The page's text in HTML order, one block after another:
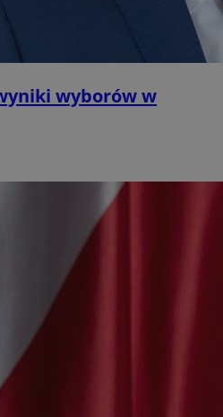
wyborów w